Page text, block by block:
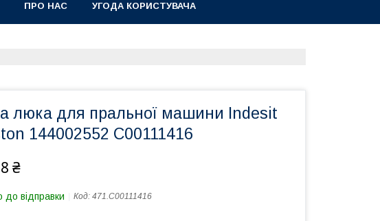
ПРО НАС УГОДА КОРИСТУВАЧА
люка для пральної машини Indesit
144002552 C00111416
₴
до відправки Код: 471.C00111416